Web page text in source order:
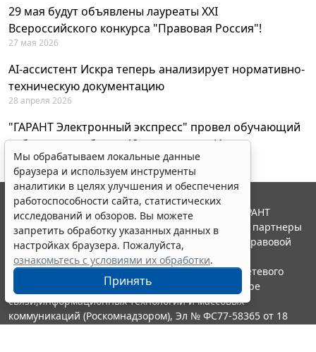
29 мая будут объявлены лауреаты XXI
Всероссийского конкурса "Правовая Россия"!
27 мая 2026
AI-ассистент Искра теперь анализирует нормативно-
техническую документацию
28 апреля 2026
"ГАРАНТ Электронный экспресс" провел обучающий
вебинар по работе с AI-ассистентом Искра
23 апреля 2026
Мы обрабатываем локальные данные
браузера и используем инструменты
аналитики в целях улучшения и обеспечения
работоспособности сайта, статистических
исследований и обзоров. Вы можете
запретить обработку указанных данных в
настройках браузера. Пожалуйста,
ознакомьтесь с условиями их обработки.
Принять
© ООО "НПП "ГАРАНТ-СЕРВИС", 2026. Система ГАРАНТ
выпускается с 1990 года. Компания "Гарант" и ее партнеры
являются участниками Российской ассоциации правовой
информации ГАРАНТ.
Портал ГАРАНТ.РУ зарегистрирован в качестве сетевого
издания Федеральной службой по надзору в сфере
связи,информационных технологий и массовых
коммуникаций (Роскомнадзором), Эл № ФС77-58365 от 18